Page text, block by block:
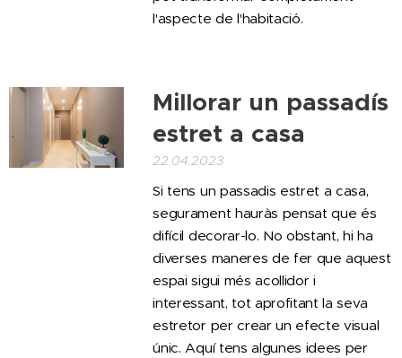
l'aspecte de l'habitació.
Millorar un passadís
estret a casa
22.04.2023
Si tens un passadis estret a casa,
segurament hauràs pensat que és
difícil decorar-lo. No obstant, hi ha
diverses maneres de fer que aquest
espai sigui més acollidor i
interessant, tot aprofitant la seva
estretor per crear un efecte visual
únic. Aquí tens algunes idees per